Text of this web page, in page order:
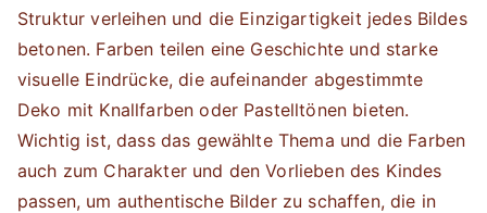
Struktur verleihen und die Einzigartigkeit jedes Bildes
betonen. Farben teilen eine Geschichte und starke
visuelle Eindrücke, die aufeinander abgestimmte
Deko mit Knallfarben oder Pastelltönen bieten.
Wichtig ist, dass das gewählte Thema und die Farben
auch zum Charakter und den Vorlieben des Kindes
passen, um authentische Bilder zu schaffen, die in